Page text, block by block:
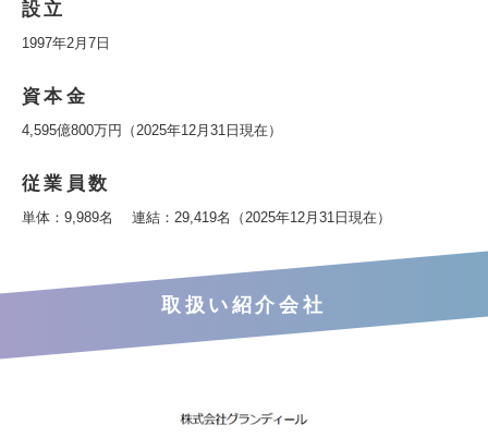
設立
1997年2月7日
資本金
4,595億800万円（2025年12月31日現在）
従業員数
単体：9,989名 連結：29,419名（2025年12月31日現在）
取扱い紹介会社